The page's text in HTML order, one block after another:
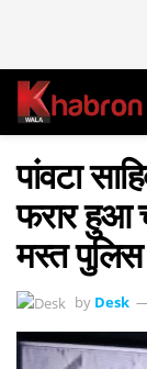
पांवटा
फरार हुआ
मस्त
by Desk